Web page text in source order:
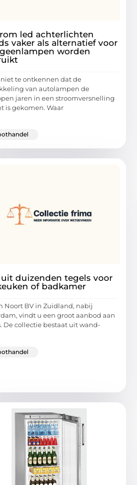
led achterlichten
vaker als alternatief voor
worden
niet te ontkennen dat de
van autolampen de
jaren in een stroomversnelling
is gekomen. Waar
uit duizenden tegels voor
of badkamer
Noort BV in Zuidland, nabij
vindt u een groot aanbod aan
De collectie bestaat uit wand-